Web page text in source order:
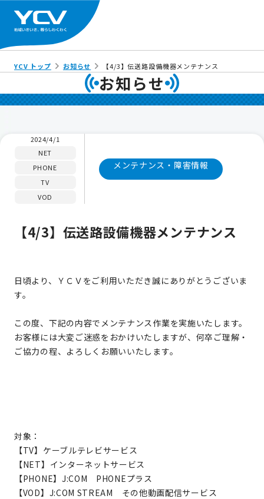
YCV トップ お知らせ 【4/3】伝送路設備機器メンテナンス
お知らせ
2024/4/1
NET
PHONE
TV
VOD
メンテナンス・障害情報
【4/3】伝送路設備機器メンテナンス
日頃より、ＹＣＶをご利用いただき誠にありがとうございま
す。
この度、下記の内容でメンテナンス作業を実施いたします。
お客様には大変ご迷惑をおかけいたしますが、何卒ご理解・
ご協力の程、よろしくお願いいたします。
対象：
【TV】ケーブルテレビサービス
【NET】インターネットサービス
【PHONE】J:COM PHONEプラス
【VOD】J:COM STREAM その他動画配信サービス